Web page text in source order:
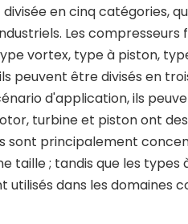
en cinq catégories,
Les
vortex, type à piston,
peuvent être divisés en
d'application, ils
turbine et piston ont
sont principalement
; tandis que les
dans les domaines